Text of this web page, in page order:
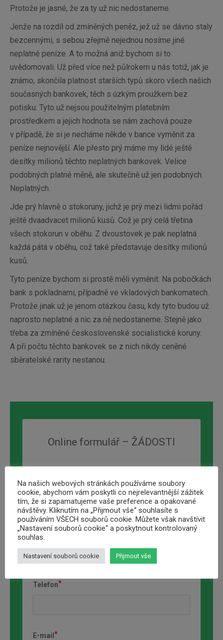
Protože je jasné, že za ty už nic nedostaneme.
Jenže na rozdíl od zmíněných peněz, jež už se dávno staly
bezcennými, s sebou zřejmě nejednou nosíme jiné
neplatné peníze. A to možná aniž bychom si to
uvědomovali. Už před více než půlrokem u nás totiž, jak je
známo, skončila platnost starších typů skoro všech našich
současných bankovek, těch s úzkým proužkem bez
potisku. Tyto už nejsou použitelným platebním
prostředkem a jejich hodnota se nám zachová pouze
v případě, že si je necháme někde v bance vyměnit za
peníze nejnovější. Ale přesto prý máme my lidé ještě
desítky milionů těchto neplatných bankovek. Velice
podobných platné měně, ale skutečně už jen podobných.
Neplatných.
Jde prý hlavně o stokoruny, jichž je prý mezi lidmi pořád
ještě dvaadvacet milionů kusů. Což je prý celá třetina
všech stokorun v oběhu. Z dvoustovek je pak neplatná
každá pátá v oběhu, což také představuje desítky milionů
kusů.
Tyto peníze bychom si prostě měli vyměnit. Na pobočkách
bank s pokladnami, případně ve vkladových bankomatech.
Protože jinak už je jenom otázkou času, kdy tyto budou už
naprosto neplatné a nic za ně nedostaneme. Stejně jako
třeba za zmíněné československé socialistické koruny.
A při počtu těchto bankovek se z nich nikdy ceněné
sběratelské rarity nestanou.
Online formulář – ŽÁDOSTI
Požadovana výše úvěru
Jméno a přimení
Telefon
E-mail
Na našich webových stránkách používáme soubory
cookie, abychom vám poskytli co nejrelevantnější zážitek
tím, že si zapamatujeme vaše preference a opakované
návštěvy. Kliknutím na „Přijmout vše“ souhlasíte s
používáním VŠECH souborů cookie. Můžete však navštívit
„Nastavení souborů cookie“ a poskytnout kontrolovaný
souhlas.
Nastavení souborů cookie Přijmout vše